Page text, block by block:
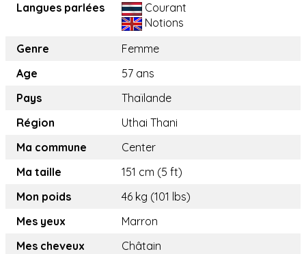
Langues parlées
Courant
Notions
Genre
Femme
Age
57 ans
Pays
Thaïlande
Région
Uthai Thani
Ma commune
Center
Ma taille
151 cm (5 ft)
Mon poids
46 kg (101 lbs)
Mes yeux
Marron
Mes cheveux
Châtain